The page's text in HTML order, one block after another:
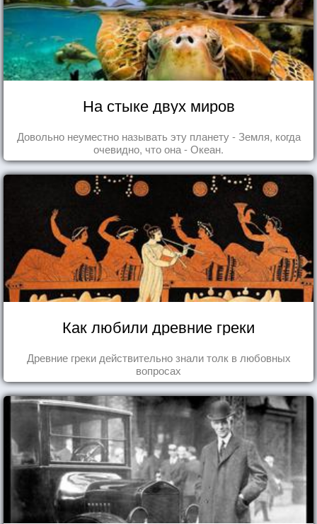
На стыке двух миров
Довольно неуместно называть эту планету - Земля, когда
очевидно, что она - Океан.
Как любили древние греки
Древние греки действительно знали толк в любовных
вопросах